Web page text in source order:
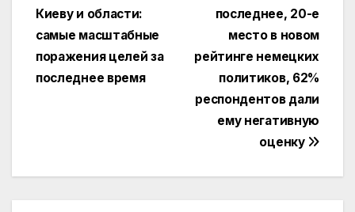
по
записям
последнее, 20-е
место в новом
рейтинге немецких
политиков, 62%
респондентов дали
ему негативную
оценку
Киеву и области:
самые масштабные
поражения целей за
последнее время